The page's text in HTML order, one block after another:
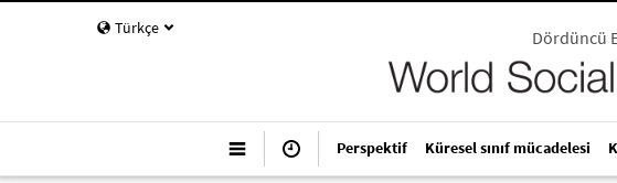
Türkçe Dördüncü
Perspektif Küresel sınıf mücadelesi